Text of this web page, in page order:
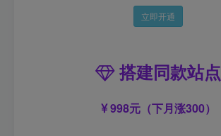
立即开通
搭建同款站点
998元（下月涨300）